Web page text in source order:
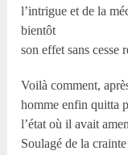
l’intrigue et de la
bientôt
son effet sans cesse
Voilà comment,
homme enfin quitta
l’état où il avait
Soulagé de la